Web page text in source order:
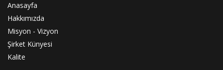
Anasayfa
Hakkımızda
Misyon - Vizyon
Şirket Künyesi
Kalite